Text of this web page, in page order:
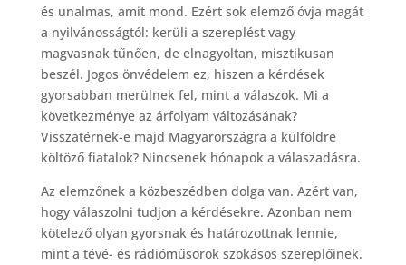
és unalmas, amit mond. Ezért sok elemző óvja magát
a nyilvánosságtól: kerüli a szereplést vagy
magvasnak tűnően, de elnagyoltan, misztikusan
beszél. Jogos önvédelem ez, hiszen a kérdések
gyorsabban merülnek fel, mint a válaszok. Mi a
következménye az árfolyam változásának?
Visszatérnek-e majd Magyarországra a külföldre
költöző fiatalok? Nincsenek hónapok a válaszadásra.
Az elemzőnek a közbeszédben dolga van. Azért van,
hogy válaszolni tudjon a kérdésekre. Azonban nem
kötelező olyan gyorsnak és határozottnak lennie,
mint a tévé- és rádióműsorok szokásos szereplőinek.